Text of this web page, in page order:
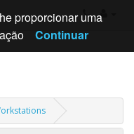
proporcionar uma
Continuar